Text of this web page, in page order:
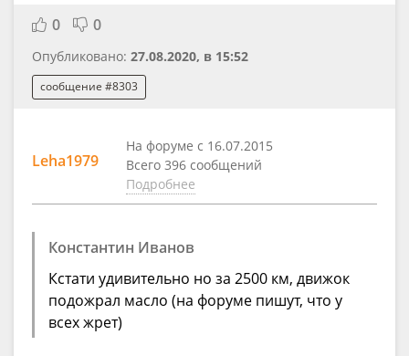
0 0
Опубликовано: 27.08.2020, в 15:52
сообщение #8303
Leha1979
На форуме с 16.07.2015
Всего 396 сообщений
Подробнее
Константин Иванов
Кстати удивительно но за 2500 км, движок
подожрал масло (на форуме пишут, что у
всех жрет)